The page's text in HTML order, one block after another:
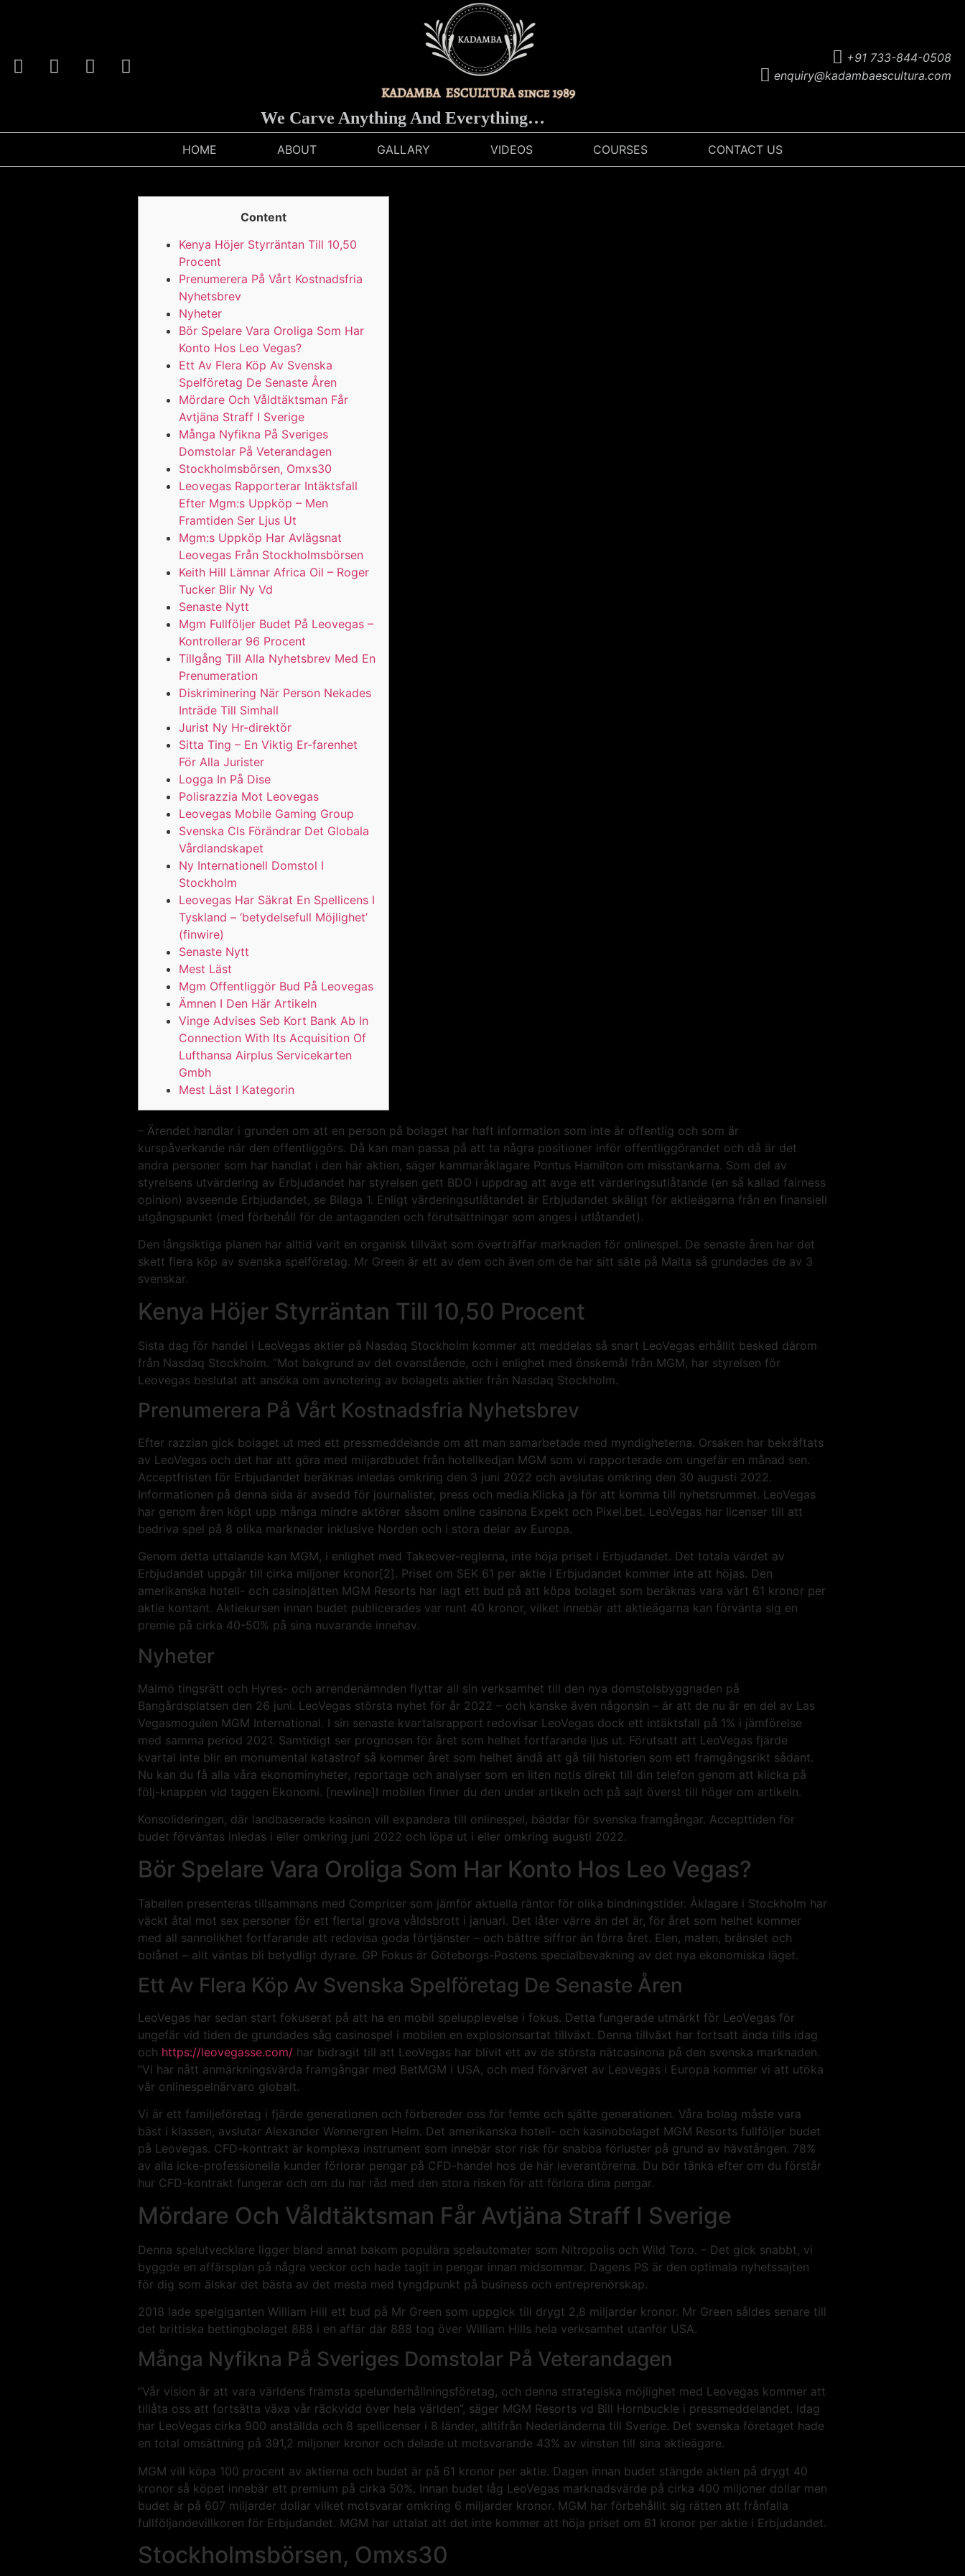
We Carve Anything And Everything…
+91 733-844-0508
enquiry@kadambaescultura.com
HOME ABOUT GALLARY VIDEOS COURSES CONTACT US
Content
Kenya Höjer Styrräntan Till 10,50
Procent
Prenumerera På Vårt Kostnadsfria
Nyhetsbrev
Nyheter
Bör Spelare Vara Oroliga Som Har
Konto Hos Leo Vegas?
Ett Av Flera Köp Av Svenska
Spelföretag De Senaste Åren
Mördare Och Våldtäktsman Får
Avtjäna Straff I Sverige
Många Nyfikna På Sveriges
Domstolar På Veterandagen
Stockholmsbörsen, Omxs30
Leovegas Rapporterar Intäktsfall
Efter Mgm:s Uppköp – Men
Framtiden Ser Ljus Ut
Mgm:s Uppköp Har Avlägsnat
Leovegas Från Stockholmsbörsen
Keith Hill Lämnar Africa Oil – Roger
Tucker Blir Ny Vd
Senaste Nytt
Mgm Fullföljer Budet På Leovegas –
Kontrollerar 96 Procent
Tillgång Till Alla Nyhetsbrev Med En
Prenumeration
Diskriminering När Person Nekades
Inträde Till Simhall
Jurist Ny Hr-direktör
Sitta Ting – En Viktig Er-farenhet
För Alla Jurister
Logga In På Dise
Polisrazzia Mot Leovegas
Leovegas Mobile Gaming Group
Svenska Cls Förändrar Det Globala
Vårdlandskapet
Ny Internationell Domstol I
Stockholm
Leovegas Har Säkrat En Spellicens I
Tyskland – ‘betydelsefull Möjlighet’
(finwire)
Senaste Nytt
Mest Läst
Mgm Offentliggör Bud På Leovegas
Ämnen I Den Här Artikeln
Vinge Advises Seb Kort Bank Ab In
Connection With Its Acquisition Of
Lufthansa Airplus Servicekarten
Gmbh
Mest Läst I Kategorin
– Ärendet handlar i grunden om att en person på bolaget har haft information som inte är offentlig och som är
kurspåverkande när den offentliggörs. Då kan man passa på att ta några positioner inför offentliggörandet och då är det
andra personer som har handlat i den här aktien, säger kammaråklagare Pontus Hamilton om misstankarna. Som del av
styrelsens utvärdering av Erbjudandet har styrelsen gett BDO i uppdrag att avge ett värderingsutlåtande (en så kallad fairness
opinion) avseende Erbjudandet, se Bilaga 1. Enligt värderingsutlåtandet är Erbjudandet skäligt för aktieägarna från en finansiell
utgångspunkt (med förbehåll för de antaganden och förutsättningar som anges i utlåtandet).
Den långsiktiga planen har alltid varit en organisk tillväxt som överträffar marknaden för onlinespel. De senaste åren har det
skett flera köp av svenska spelföretag. Mr Green är ett av dem och även om de har sitt säte på Malta så grundades de av 3
svenskar.
Kenya Höjer Styrräntan Till 10,50 Procent
Sista dag för handel i LeoVegas aktier på Nasdaq Stockholm kommer att meddelas så snart LeoVegas erhållit besked därom
från Nasdaq Stockholm. ”Mot bakgrund av det ovanstående, och i enlighet med önskemål från MGM, har styrelsen för
Leovegas beslutat att ansöka om avnotering av bolagets aktier från Nasdaq Stockholm.
Prenumerera På Vårt Kostnadsfria Nyhetsbrev
Efter razzian gick bolaget ut med ett pressmeddelande om att man samarbetade med myndigheterna. Orsaken har bekräftats
av LeoVegas och det har att göra med miljardbudet från hotellkedjan MGM som vi rapporterade om ungefär en månad sen.
Acceptfristen för Erbjudandet beräknas inledas omkring den 3 juni 2022 och avslutas omkring den 30 augusti 2022.
Informationen på denna sida är avsedd för journalister, press och media.Klicka ja för att komma till nyhetsrummet. LeoVegas
har genom åren köpt upp många mindre aktörer såsom online casinona Expekt och Pixel.bet. LeoVegas har licenser till att
bedriva spel på 8 olika marknader inklusive Norden och i stora delar av Europa.
Genom detta uttalande kan MGM, i enlighet med Takeover-reglerna, inte höja priset i Erbjudandet. Det totala värdet av
Erbjudandet uppgår till cirka miljoner kronor[2]. Priset om SEK 61 per aktie i Erbjudandet kommer inte att höjas. Den
amerikanska hotell- och casinojätten MGM Resorts har lagt ett bud på att köpa bolaget som beräknas vara värt 61 kronor per
aktie kontant. Aktiekursen innan budet publicerades var runt 40 kronor, vilket innebär att aktieägarna kan förvänta sig en
premie på cirka 40-50% på sina nuvarande innehav.
Nyheter
Malmö tingsrätt och Hyres- och arrendenämnden flyttar all sin verksamhet till den nya domstolsbyggnaden på
Bangårdsplatsen den 26 juni. LeoVegas största nyhet för år 2022 – och kanske även någonsin – är att de nu är en del av Las
Vegasmogulen MGM International. I sin senaste kvartalsrapport redovisar LeoVegas dock ett intäktsfall på 1% i jämförelse
med samma period 2021. Samtidigt ser prognosen för året som helhet fortfarande ljus ut. Förutsatt att LeoVegas fjärde
kvartal inte blir en monumental katastrof så kommer året som helhet ändå att gå till historien som ett framgångsrikt sådant.
Nu kan du få alla våra ekonominyheter, reportage och analyser som en liten notis direkt till din telefon genom att klicka på
följ-knappen vid taggen Ekonomi. [newline]I mobilen finner du den under artikeln och på sajt överst till höger om artikeln.
Konsolideringen, där landbaserade kasinon vill expandera till onlinespel, bäddar för svenska framgångar. Accepttiden för
budet förväntas inledas i eller omkring juni 2022 och löpa ut i eller omkring augusti 2022.
Bör Spelare Vara Oroliga Som Har Konto Hos Leo Vegas?
Tabellen presenteras tillsammans med Compricer som jämför aktuella räntor för olika bindningstider. Åklagare i Stockholm har
väckt åtal mot sex personer för ett flertal grova våldsbrott i januari. Det låter värre än det är, för året som helhet kommer
med all sannolikhet fortfarande att redovisa goda förtjänster – och bättre siffror än förra året. Elen, maten, bränslet och
bolånet – allt väntas bli betydligt dyrare. GP Fokus är Göteborgs-Postens specialbevakning av det nya ekonomiska läget.
Ett Av Flera Köp Av Svenska Spelföretag De Senaste Åren
LeoVegas har sedan start fokuserat på att ha en mobil spelupplevelse i fokus. Detta fungerade utmärkt för LeoVegas för
ungefär vid tiden de grundades såg casinospel i mobilen en explosionsartat tillväxt. Denna tillväxt har fortsatt ända tills idag
och https://leovegasse.com/ har bidragit till att LeoVegas har blivit ett av de största nätcasinona på den svenska marknaden.
”Vi har nått anmärkningsvärda framgångar med BetMGM i USA, och med förvärvet av Leovegas i Europa kommer vi att utöka
vår onlinespelnärvaro globalt.
Vi är ett familjeföretag i fjärde generationen och förbereder oss för femte och sjätte generationen. Våra bolag måste vara
bäst i klassen, avslutar Alexander Wennergren Helm. Det amerikanska hotell- och kasinobolaget MGM Resorts fullföljer budet
på Leovegas. CFD-kontrakt är komplexa instrument som innebär stor risk för snabba förluster på grund av hävstången. 78%
av alla icke-professionella kunder förlorar pengar på CFD-handel hos de här leverantörerna. Du bör tänka efter om du förstår
hur CFD-kontrakt fungerar och om du har råd med den stora risken för att förlora dina pengar.
Mördare Och Våldtäktsman Får Avtjäna Straff I Sverige
Denna spelutvecklare ligger bland annat bakom populära spelautomater som Nitropolis och Wild Toro. – Det gick snabbt, vi
byggde en affärsplan på några veckor och hade tagit in pengar innan midsommar. Dagens PS är den optimala nyhetssajten
för dig som älskar det bästa av det mesta med tyngdpunkt på business och entreprenörskap.
2018 lade spelgiganten William Hill ett bud på Mr Green som uppgick till drygt 2,8 miljarder kronor. Mr Green såldes senare till
det brittiska bettingbolaget 888 i en affär där 888 tog över William Hills hela verksamhet utanför USA.
Många Nyfikna På Sveriges Domstolar På Veterandagen
”Vår vision är att vara världens främsta spelunderhållningsföretag, och denna strategiska möjlighet med Leovegas kommer att
tillåta oss att fortsätta växa vår räckvidd över hela världen”, säger MGM Resorts vd Bill Hornbuckle i pressmeddelandet. Idag
har LeoVegas cirka 900 anställda och 8 spellicenser i 8 länder, alltifrån Nederländerna till Sverige. Det svenska företaget hade
en total omsättning på 391,2 miljoner kronor och delade ut motsvarande 43% av vinsten till sina aktieägare.
MGM vill köpa 100 procent av aktierna och budet är på 61 kronor per aktie. Dagen innan budet stängde aktien på drygt 40
kronor så köpet innebär ett premium på cirka 50%. Innan budet låg LeoVegas marknadsvärde på cirka 400 miljoner dollar men
budet är på 607 miljarder dollar vilket motsvarar omkring 6 miljarder kronor. MGM har förbehållit sig rätten att frånfalla
fullföljandevillkoren för Erbjudandet. MGM har uttalat att det inte kommer att höja priset om 61 kronor per aktie i Erbjudandet.
Stockholmsbörsen, Omxs30